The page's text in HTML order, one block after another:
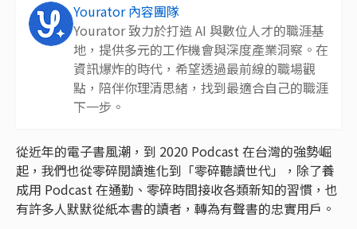
Yourator 內容團隊
Yourator 致力於打造 AI 與數位人才的職涯基
地，提供多元的工作機會與深度產業洞察。在
資訊爆炸的時代，希望透過最前線的職場觀
點，陪伴你理清思緒，找到最適合自己的職涯
下一步。
從近年的電子書風潮，到 2020 Podcast 在台灣的強勢崛
起，我們也從零碎閱讀進化到「零碎聽讀世代」，除了養
成用 Podcast 在通勤、零碎時間接收各類新知的習慣，也
有許多人默默從紙本書的讀者，轉為有聲書的忠實用戶。